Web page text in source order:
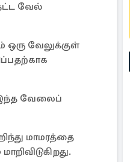
வேல்
ஒரு வேலுக்குள்
இந்த வேலைப்
மாமரத்தை